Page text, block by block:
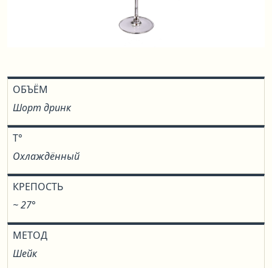
ОБЪЁМ
Шорт дринк
T°
Охлаждённый
КРЕПОСТЬ
~ 27°
МЕТОД
Шейк